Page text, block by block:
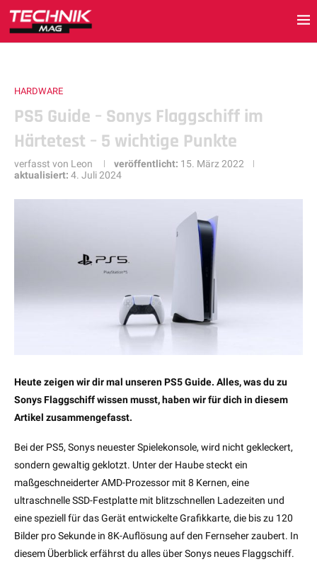
HARDWARE
PS5 Guide – Sonys Flaggschiff im
Härtetest – 5 wichtige Punkte
verfasst von Leon veröffentlicht: 15. März 2022
aktualisiert: 4. Juli 2024
Heute zeigen wir dir mal unseren PS5 Guide. Alles, was du zu
Sonys Flaggschiff wissen musst, haben wir für dich in diesem
Artikel zusammengefasst.
Bei der PS5, Sonys neuester Spielekonsole, wird nicht gekleckert,
sondern gewaltig geklotzt. Unter der Haube steckt ein
maßgeschneiderter AMD-Prozessor mit 8 Kernen, eine
ultraschnelle SSD-Festplatte mit blitzschnellen Ladezeiten und
eine speziell für das Gerät entwickelte Grafikkarte, die bis zu 120
Bilder pro Sekunde in 8K-Auflösung auf den Fernseher zaubert. In
diesem Überblick erfährst du alles über Sonys neues Flaggschiff.